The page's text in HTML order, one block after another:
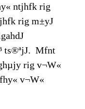
ntjhfk rig
rig m±yJ
ts®ªjJ. Mfnt
rig v¬W«
v¬W«